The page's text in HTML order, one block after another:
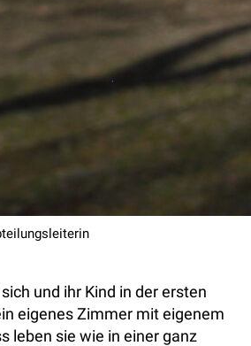
und ihr Kind in der ersten
eigenes Zimmer mit eigenem
leben sie wie in einer ganz